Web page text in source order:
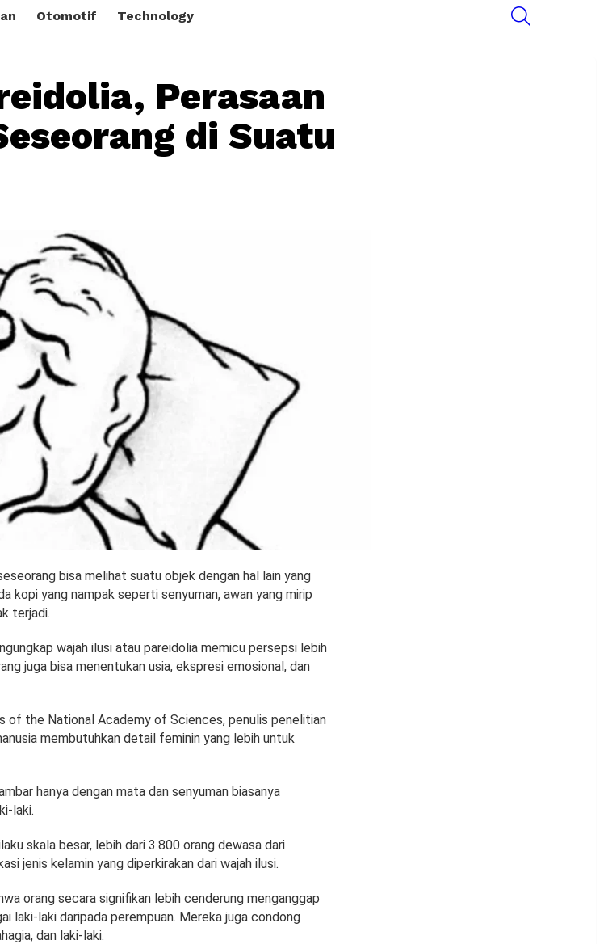
Otomotif Technology
Perasaan
di Suatu
bisa melihat suatu objek dengan hal lain yang
kopi yang nampak seperti senyuman, awan yang mirip
terjadi.
wajah ilusi atau pareidolia memicu persepsi lebih
juga bisa menentukan usia, ekspresi emosional, dan
of the National Academy of Sciences, penulis penelitian
membutuhkan detail feminin yang lebih untuk
hanya dengan mata dan senyuman biasanya
laki.
skala besar, lebih dari 3.800 orang dewasa dari
jenis kelamin yang diperkirakan dari wajah ilusi.
orang secara signifikan lebih cenderung menganggap
laki-laki daripada perempuan. Mereka juga condong
dan laki-laki.